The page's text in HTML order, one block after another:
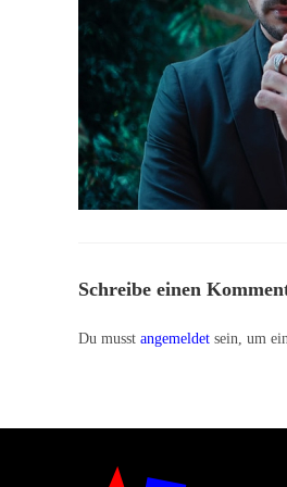
Schreibe einen
Du musstangemeldetsein,